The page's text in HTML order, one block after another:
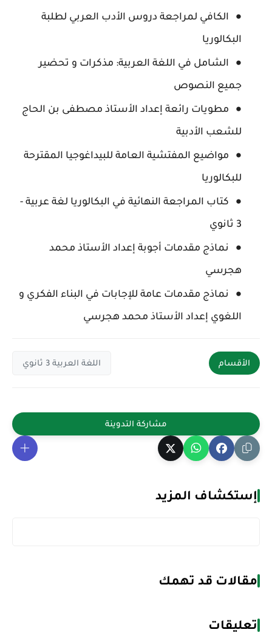
الكافي لمراجعة دروس الأدب العربي لطلبة
البكالوريا
الشامل في اللغة العربية: مذكرات و تحضير
جميع النصوص
مطويات رائعة إعداد الأستاذ مصطفى بن الحاج
للشعب الأدبية
مواضيع المفتشية العامة للبيداغوجيا المقترحة
للبكالوريا
كتاب المراجعة النهائية في البكالوريا لغة عربية -
3 ثانوي
نماذج مقدمات أجوبة إعداد الأستاذ محمد
هجرسي
نماذج مقدمات عامة للإجابات في البناء الفكري و
اللغوي إعداد الأستاذ محمد هجرسي
الأقسام اللغة العربية 3 ثانوي
إستكشاف المزيد
مقالات قد تهمك
تعليقات